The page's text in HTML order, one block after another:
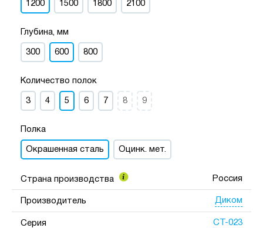
1200 1500 1800 2100
Глубина, мм
300 600 800
Количество полок
3 4 5 6 7 8 9
Полка
Окрашенная сталь Оцинк. мет.
Страна производства Россия
Производитель Диком
Серия СТ-023